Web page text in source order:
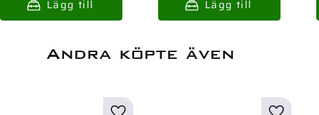
Andra köpte även